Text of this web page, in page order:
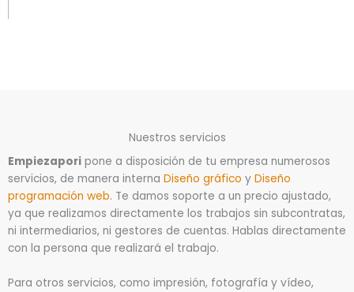
Nuestros servicios
Empiezapori pone a disposición de tu empresa numerosos
servicios, de manera interna Diseño gráfico y Diseño
programación web. Te damos soporte a un precio ajustado,
ya que realizamos directamente los trabajos sin subcontratas,
ni intermediarios, ni gestores de cuentas. Hablas directamente
con la persona que realizará el trabajo.
Para otros servicios, como impresión, fotografía y vídeo,